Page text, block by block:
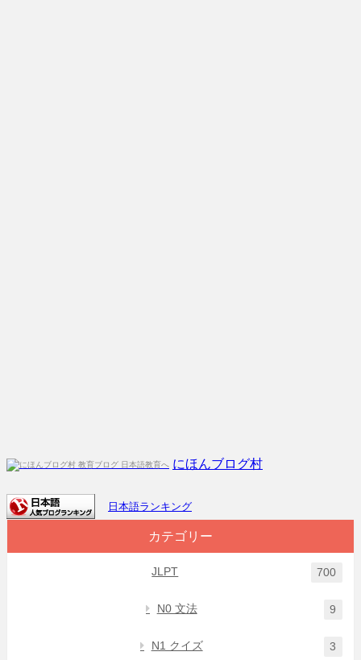
にほんブログ村
日本語ランキング
カテゴリー
JLPT 700
N0 文法 9
N1 クイズ 3